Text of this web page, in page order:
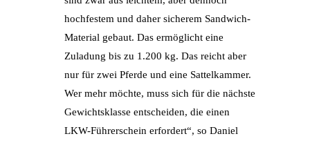
hochfestem und daher sicherem Sandwich-
Material gebaut. Das ermöglicht eine
Zuladung bis zu 1.200 kg. Das reicht aber
nur für zwei Pferde und eine Sattelkammer.
Wer mehr möchte, muss sich für die nächste
Gewichtsklasse entscheiden, die einen
LKW-Führerschein erfordert“, so Daniel